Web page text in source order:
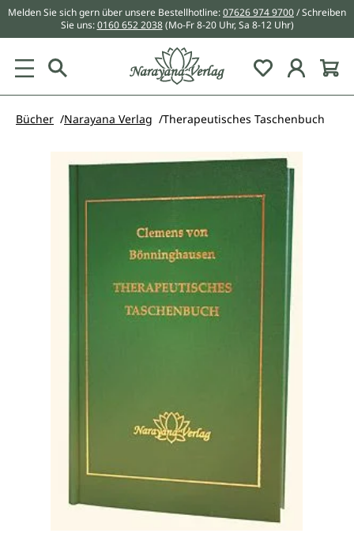
springen
Melden Sie sich gern über unsere Bestellhotline:07626 974 9700/ Schreiben
Sie uns:0160 652 2038 (Mo-Fr 8-20 Uhr, Sa 8-12 Uhr)
Du hast 0
Bücher Narayana Verlag Therapeutisches Taschenbuch
Bildergalerie überspringen